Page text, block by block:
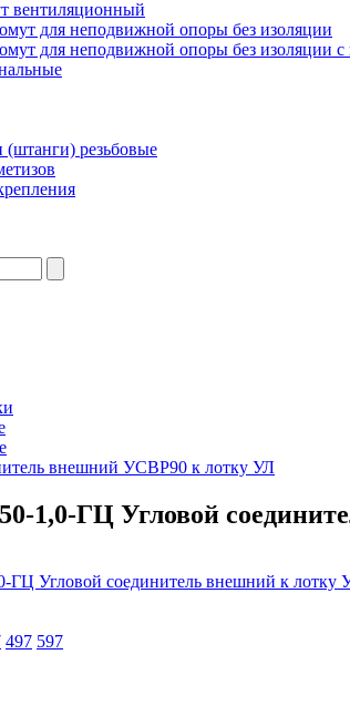
вентиляционный
для неподвижной опоры без изоляции
для неподвижной опоры без изоляции с
резьбовые
внешний УСВР90 к лотку УЛ
1,0-ГЦ Угловой
497 597